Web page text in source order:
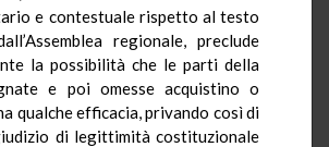
e contestuale rispetto al testo
regionale, preclude
la possibilità che le parti della
e poi omesse acquistino o
qualche efficacia, privando così di
di legittimità costituzionale